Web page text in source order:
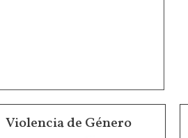
Violencia de Género